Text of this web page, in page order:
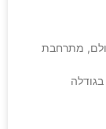
מתרחבת